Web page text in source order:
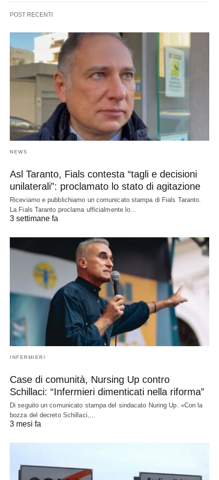
POST RECENTI
NEWS
Asl Taranto, Fials contesta “tagli e decisioni
unilaterali”: proclamato lo stato di agitazione
Riceviamo e pubblichiamo un comunicato stampa di Fials Taranto.
La Fials Taranto proclama ufficialmente lo…
3 settimane fa
INFERMIERI
Case di comunità, Nursing Up contro
Schillaci: “Infermieri dimenticati nella riforma”
Di seguito un comunicato stampa del sindacato Nuring Up. «Con la
bozza del decreto Schillaci,…
3 mesi fa